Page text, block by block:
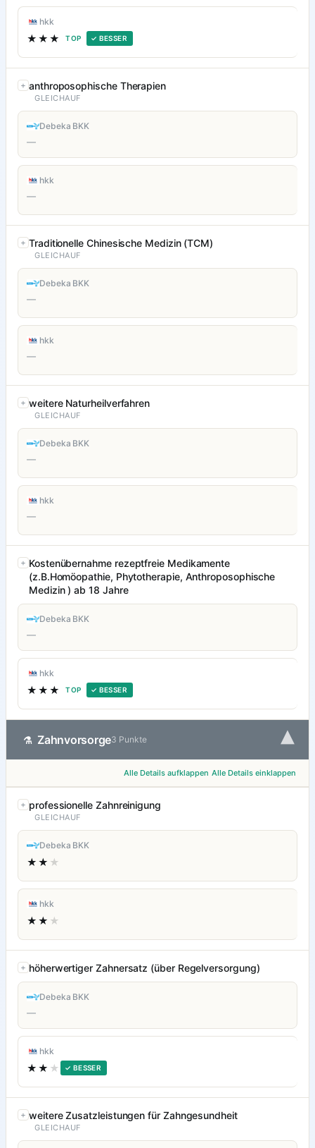
hkk
★★★ TOP ✓ BESSER
anthroposophische Therapien
GLEICHAUF
Debeka BKK
—
hkk
—
Traditionelle Chinesische Medizin (TCM)
GLEICHAUF
Debeka BKK
—
hkk
—
weitere Naturheilverfahren
GLEICHAUF
Debeka BKK
—
hkk
—
Kostenübernahme rezeptfreie Medikamente
(z.B.Homöopathie, Phytotherapie, Anthroposophische
Medizin ) ab 18 Jahre
Debeka BKK
—
hkk
★★★ TOP ✓ BESSER
⚗ Zahnvorsorge3 Punkte ▾
Alle Details aufklappen Alle Details einklappen
professionelle Zahnreinigung
GLEICHAUF
Debeka BKK
★★ ★
hkk
★★ ★
höherwertiger Zahnersatz (über Regelversorgung)
Debeka BKK
—
hkk
★★ ★ ✓ BESSER
weitere Zusatzleistungen für Zahngesundheit
GLEICHAUF